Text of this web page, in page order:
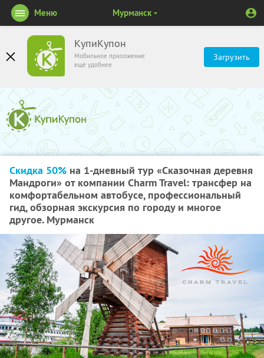
КупиКупон
Мобильное приложение
ещё удобнее
Загрузить
Меню Мурманск
Скидка 50% на 1-дневный тур «Сказочная деревня
Мандроги» от компании Charm Travel: трансфер на
комфортабельном автобусе, профессиональный
гид, обзорная экскурсия по городу и многое
другое. Мурманск